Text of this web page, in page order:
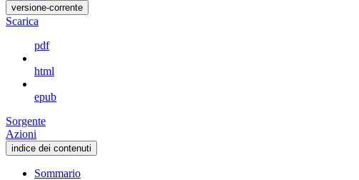
versione-corrente
Scarica
pdf
html
epub
Sorgente
Azioni
indice dei contenuti
Sommario